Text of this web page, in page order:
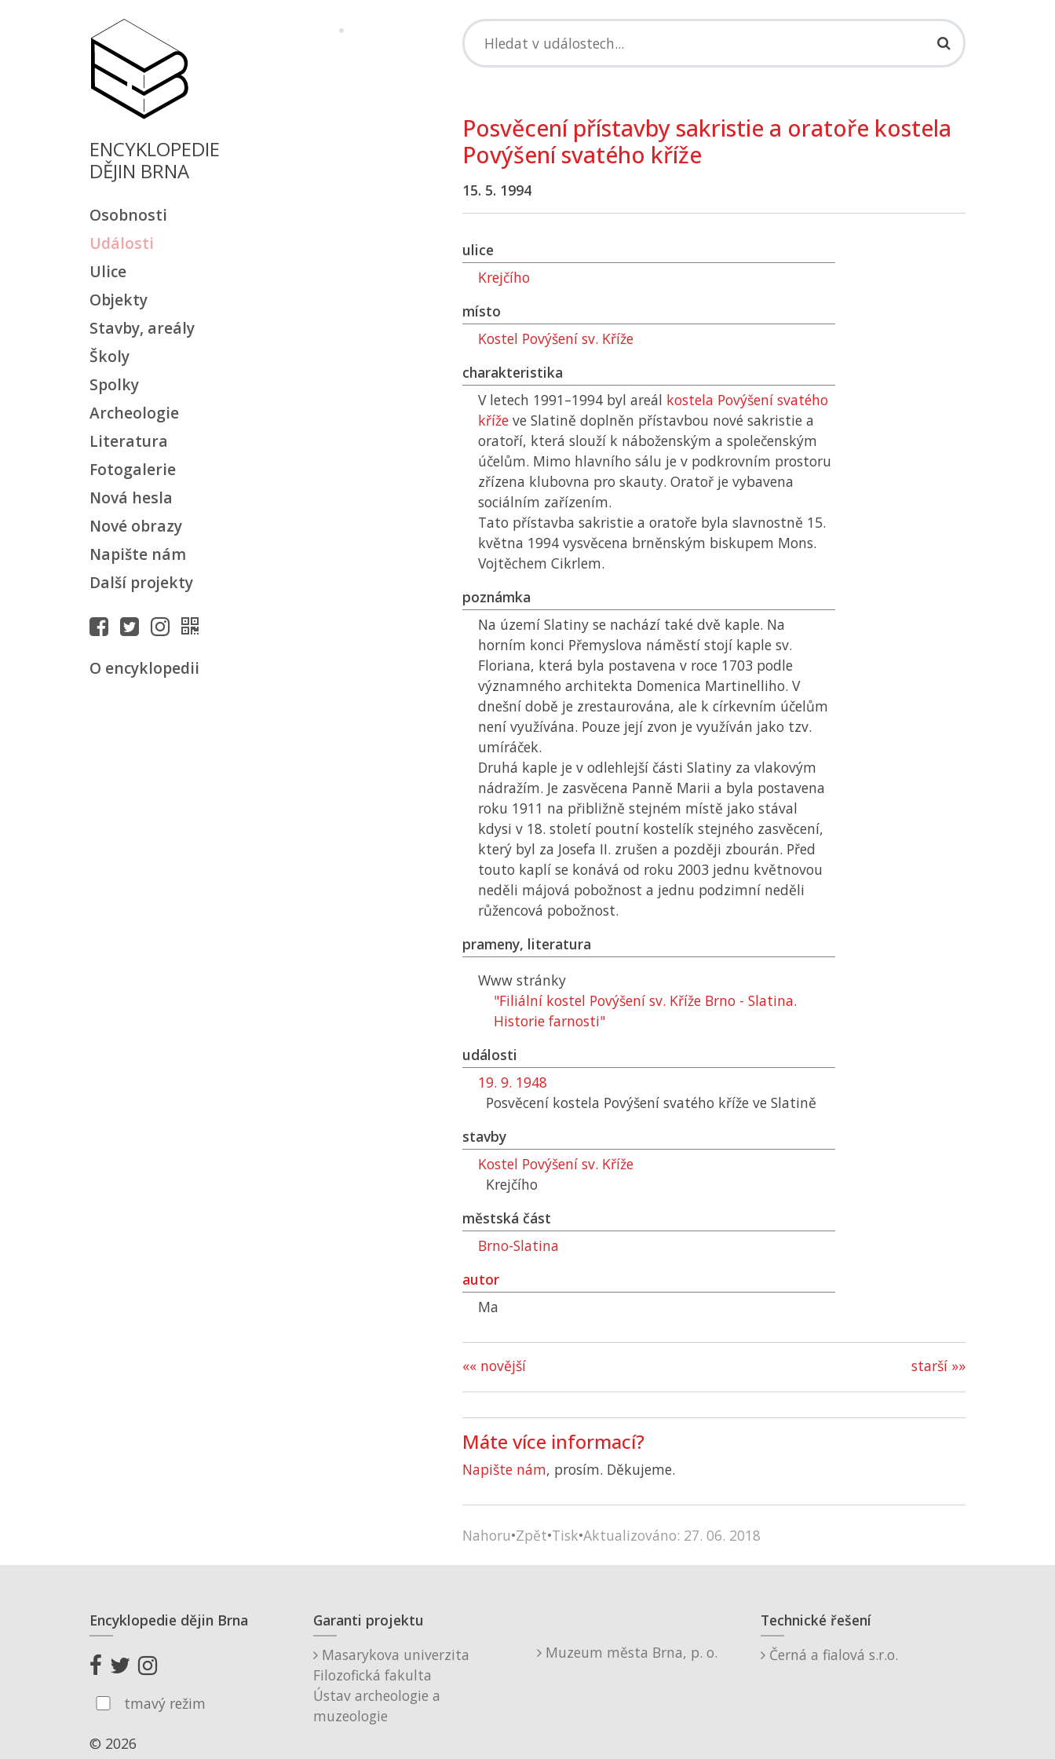
ENCYKLOPEDIE
DĚJIN BRNA
Osobnosti
Události
Ulice
Objekty
Stavby, areály
Školy
Spolky
Archeologie
Literatura
Fotogalerie
Nová hesla
Nové obrazy
Napište nám
Další projekty
O encyklopedii
Posvěcení přístavby sakristie a oratoře kostela
Povýšení svatého kříže
15. 5. 1994
ulice
Krejčího
místo
Kostel Povýšení sv. Kříže
charakteristika
V letech 1991–1994 byl areál kostela Povýšení svatého
kříže ve Slatině doplněn přístavbou nové sakristie a
oratoří, která slouží k náboženským a společenským
účelům. Mimo hlavního sálu je v podkrovním prostoru
zřízena klubovna pro skauty. Oratoř je vybavena
sociálním zařízením.
Tato přístavba sakristie a oratoře byla slavnostně 15.
května 1994 vysvěcena brněnským biskupem Mons.
Vojtěchem Cikrlem.
poznámka
Na území Slatiny se nachází také dvě kaple. Na
horním konci Přemyslova náměstí stojí kaple sv.
Floriana, která byla postavena v roce 1703 podle
významného architekta Domenica Martinelliho. V
dnešní době je zrestaurována, ale k církevním účelům
není využívána. Pouze její zvon je využíván jako tzv.
umíráček.
Druhá kaple je v odlehlejší části Slatiny za vlakovým
nádražím. Je zasvěcena Panně Marii a byla postavena
roku 1911 na přibližně stejném místě jako stával
kdysi v 18. století poutní kostelík stejného zasvěcení,
který byl za Josefa II. zrušen a později zbourán. Před
touto kaplí se konává od roku 2003 jednu květnovou
neděli májová pobožnost a jednu podzimní neděli
růžencová pobožnost.
prameny, literatura
Www stránky
"Filiální kostel Povýšení sv. Kříže Brno - Slatina.
Historie farnosti"
události
19. 9. 1948
Posvěcení kostela Povýšení svatého kříže ve Slatině
stavby
Kostel Povýšení sv. Kříže
Krejčího
městská část
Brno-Slatina
autor
Ma
starší »»
«« novější
Máte více informací?
Napište nám, prosím. Děkujeme.
Nahoru•Zpět•Tisk•Aktualizováno: 27. 06. 2018
Encyklopedie dějin Brna
tmavý režim
© 2026
Garanti projektu
Masarykova univerzita
Filozofická fakulta
Ústav archeologie a
muzeologie
Muzeum města Brna, p. o.
Technické řešení
Černá a fialová s.r.o.